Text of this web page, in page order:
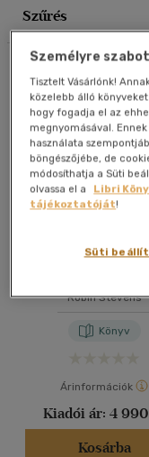
Nyelv szerint
Ár szerint
2500 Ft -
4500 Ft
Korosztály szerint
14 - 18 év
Szűrés
20 db / oldal
40 db / oldal
Halál
Robin Stevens
Könyv
Árinformációk
Kiadói ár: 4
Kosárba
Személyre
Tisztelt Vásárlónk!
közelebb álló
hogy fogadja el az
megnyomásával.
használata
böngészőjébe, de
módosíthatja a Süti
olvassa el a
Libri
tájékoztatóját!
Süti